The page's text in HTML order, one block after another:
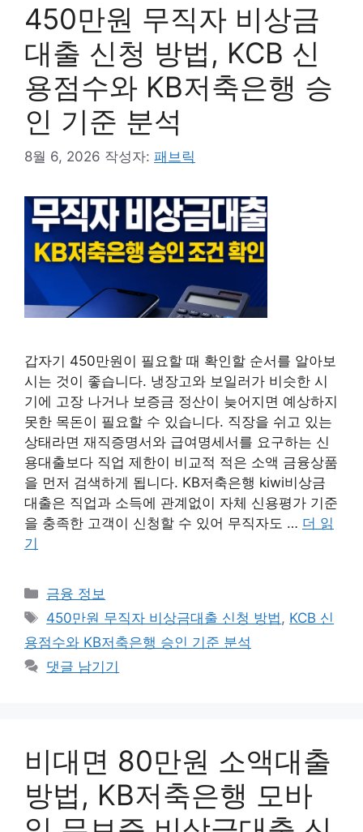
450만원 무직자 비상금
대출 신청 방법, KCB 신
용점수와 KB저축은행 승
인 기준 분석
8월 6, 2026 작성자: 패브릭
갑자기 450만원이 필요할 때 확인할 순서를 알아보
시는 것이 좋습니다. 냉장고와 보일러가 비슷한 시
기에 고장 나거나 보증금 정산이 늦어지면 예상하지
못한 목돈이 필요할 수 있습니다. 직장을 쉬고 있는
상태라면 재직증명서와 급여명세서를 요구하는 신
용대출보다 직업 제한이 비교적 적은 소액 금융상품
을 먼저 검색하게 됩니다. KB저축은행 kiwi비상금
대출은 직업과 소득에 관계없이 자체 신용평가 기준
을 충족한 고객이 신청할 수 있어 무직자도 … 더 읽
기
카
테
리
금융 정보
태
그
450만원 무직자 비상금대출 신청 방법, KCB 신
용점수와 KB저축은행 승인 기준 분석
댓글 남기기
비대면 80만원 소액대출
방법, KB저축은행 모바